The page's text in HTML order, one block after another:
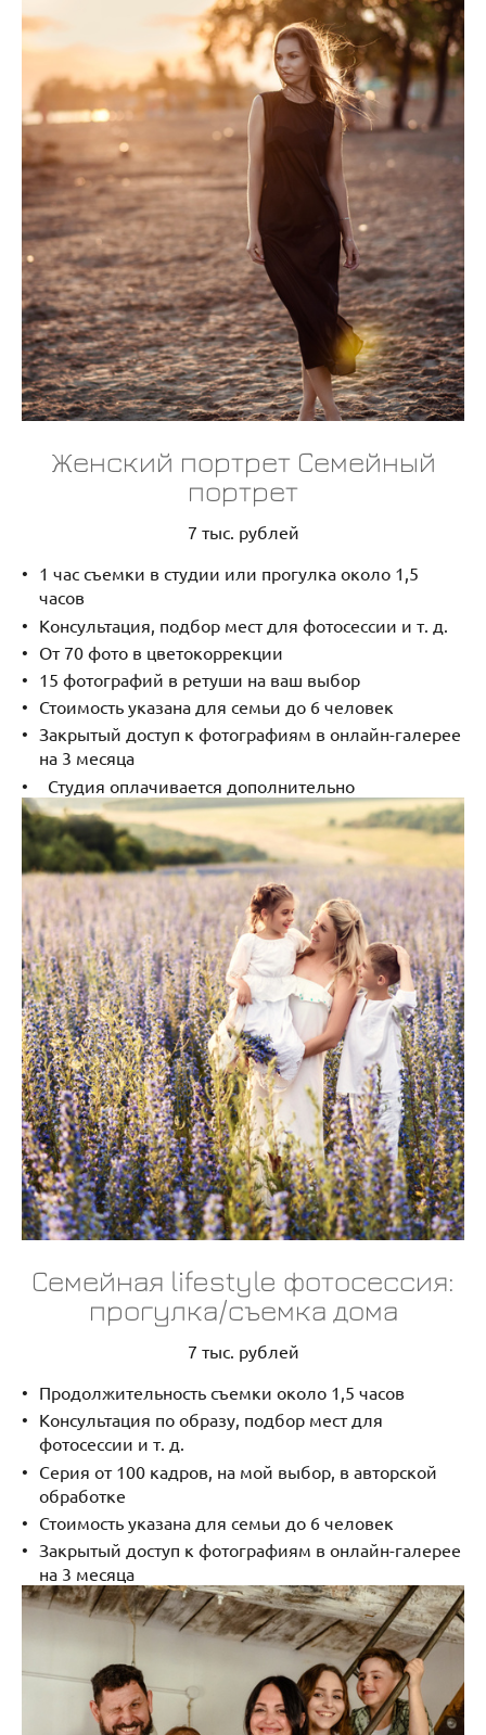
Женский портрет Семейный
портрет
7 тыс. рублей
1 час съемки в студии или прогулка около 1,5
часов
Консультация, подбор мест для фотосессии и т. д.
От 70 фото в цветокоррекции
15 фотографий в ретуши на ваш выбор
Стоимость указана для семьи до 6 человек
Закрытый доступ к фотографиям в онлайн-галерее
на 3 месяца
Студия оплачивается дополнительно
Семейная lifestyle фотосессия:
прогулка/съемка дома
7 тыс. рублей
Продолжительность съемки около 1,5 часов
Консультация по образу, подбор мест для
фотосессии и т. д.
Серия от 100 кадров, на мой выбор, в авторской
обработке
Стоимость указана для семьи до 6 человек
Закрытый доступ к фотографиям в онлайн-галерее
на 3 месяца